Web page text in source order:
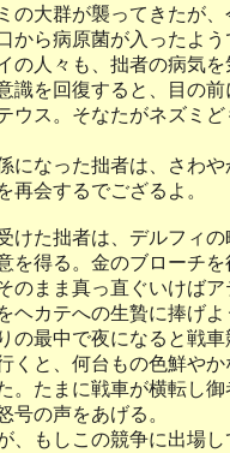
大群が襲ってきたが
から病原菌が入ったよ
人々も、拙者の病気
を回復すると、目の
ス。そなたがネズミ
なった拙者は、さわ
会するでござるよ。
た拙者は、デルフィ
を得る。金のブローチを
まま真っ直ぐいけば
ヘカテへの生贄に捧げ
の最中で夜になると戦車
と、何台もの色鮮や
。たまに戦車が横転し
号の声をあげる。
もしこの競争に出場